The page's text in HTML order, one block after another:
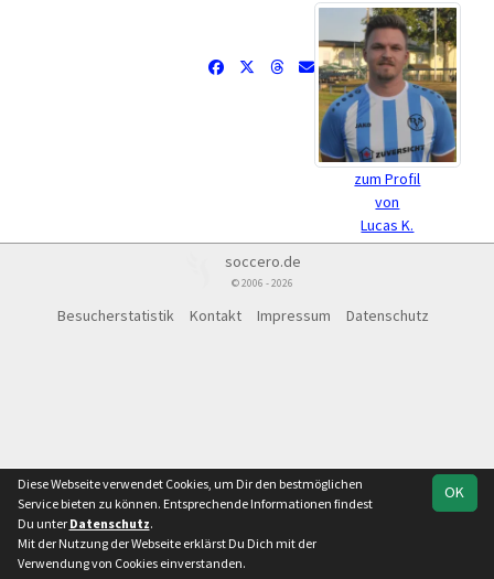
zum Profil
von
Lucas K.
soccero.de
© 2006 - 2026
Besucherstatistik Kontakt Impressum Datenschutz
OK
Diese Webseite verwendet Cookies, um Dir den bestmöglichen
Service bieten zu können. Entsprechende Informationen findest
Du unter Datenschutz.
Mit der Nutzung der Webseite erklärst Du Dich mit der
Verwendung von Cookies einverstanden.